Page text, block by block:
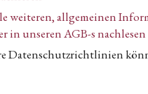
weiteren, allgemeinen
in unseren AGB-s nachlesen
Datenschutzrichtlinien